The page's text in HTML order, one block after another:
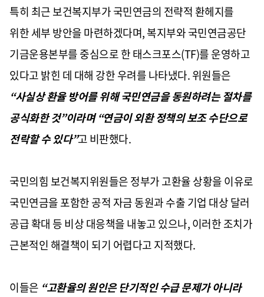
특히 최근 보건복지부가 국민연금의 전략적 환헤지를
위한 세부 방안을 마련하겠다며, 복지부와 국민연금공단
기금운용본부를 중심으로 한 태스크포스(TF)를 운영하고
있다고 밝힌 데 대해 강한 우려를 나타냈다. 위원들은
“사실상 환율 방어를 위해 국민연금을 동원하려는 절차를
공식화한 것”이라며 “연금이 외환 정책의 보조 수단으로
전락할 수 있다”고 비판했다.
국민의힘 보건복지위원들은 정부가 고환율 상황을 이유로
국민연금을 포함한 공적 자금 동원과 수출 기업 대상 달러
공급 확대 등 비상 대응책을 내놓고 있으나, 이러한 조치가
근본적인 해결책이 되기 어렵다고 지적했다.
이들은 “고환율의 원인은 단기적인 수급 문제가 아니라